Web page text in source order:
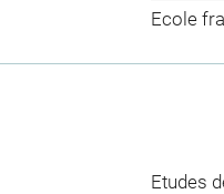
Ecole
Etudes